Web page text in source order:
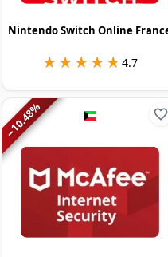
Nintendo Switch Online
★★★★★
★★★★★ 4.7
−
10.48
%